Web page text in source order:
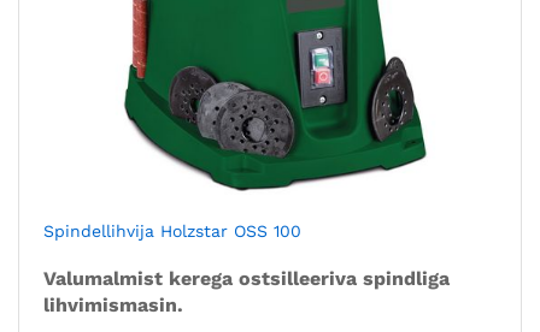
Spindellihvija Holzstar OSS 100
Valumalmist kerega ostsilleeriva spindliga
lihvimismasin.